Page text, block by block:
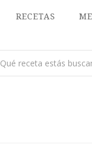
RECETAS